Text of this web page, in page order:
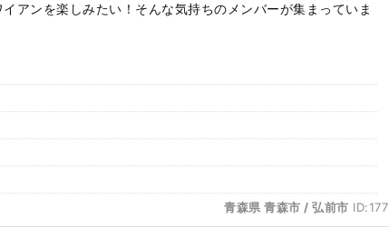
アンを楽しみたい！そんな気持ちのメンバーが集まっていま
青森県 青森市 / 弘前市 ID:177